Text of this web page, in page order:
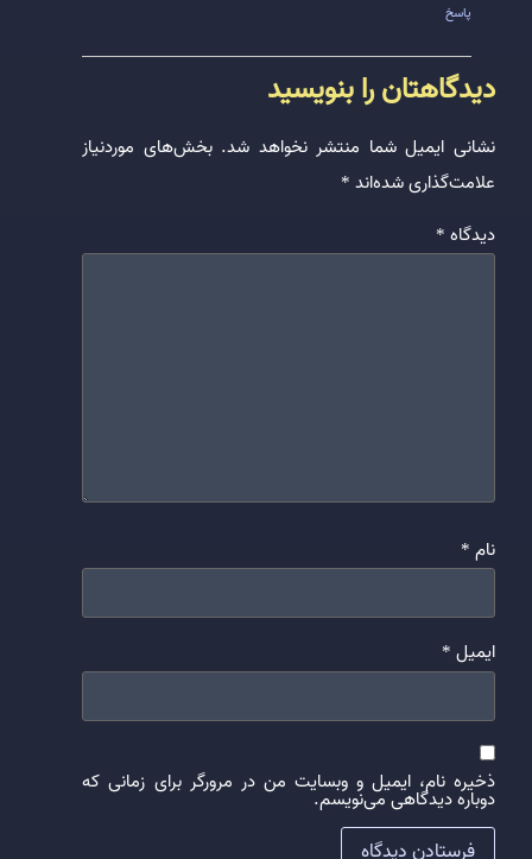
پاسخ
دیدگاهتان را بنویسید
نشانی ایمیل شما منتشر نخواهد شد. بخش‌های موردنیاز
علامت‌گذاری شده‌اند *
دیدگاه *
نام *
ایمیل *
ذخیره نام، ایمیل و وبسایت من در مرورگر برای زمانی که
دوباره دیدگاهی می‌نویسم.